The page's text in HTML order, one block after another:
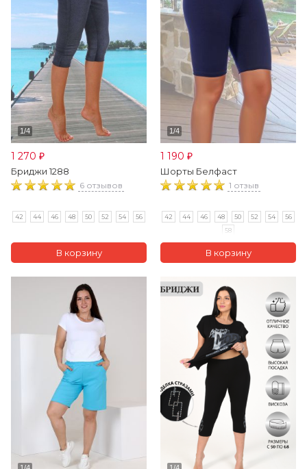
1 270 ₽
Бриджи 1288
6 отзывов
42 44 46 48 50 52 54 56
1 190 ₽
Шорты Белфаст
1 отзыв
42 44 46 48 50 52 54
56
58